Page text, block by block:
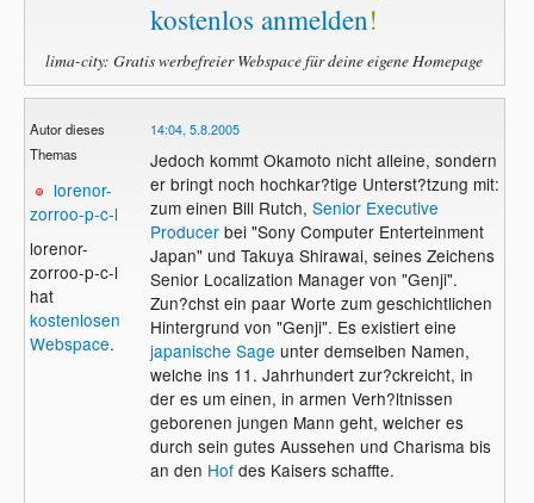
kostenlos anmelden!
lima-city: Gratis werbefreier Webspace für deine eigene Homepage
Autor dieses
Themas
lorenor-
zorroo-p-c-l
lorenor-
zorroo-p-c-l
hat
kostenlosen
Webspace.
14:04, 5.8.2005
Jedoch kommt Okamoto nicht alleine, sondern
er bringt noch hochkar?tige Unterst?tzung mit:
zum einen Bill Rutch, Senior Executive
Producerbei "Sony Computer Enterteinment
Japan" und Takuya Shirawai, seines Zeichens
Senior Localization Manager von "Genji".
Zun?chst ein paar Worte zum geschichtlichen
Hintergrund von "Genji". Es existiert eine
japanische Sage unter demselben Namen,
welche ins 11. Jahrhundert zur?ckreicht, in
der es um einen, in armen Verh?ltnissen
geborenen jungen Mann geht, welcher es
durch sein gutes Aussehen und Charisma bis
an den Hofdes Kaisers schaffte.